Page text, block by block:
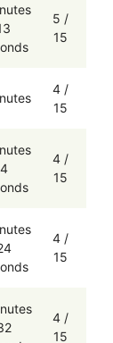
5 /
15
4 /
15
4
4 /
15
4 /
15
4 /
15